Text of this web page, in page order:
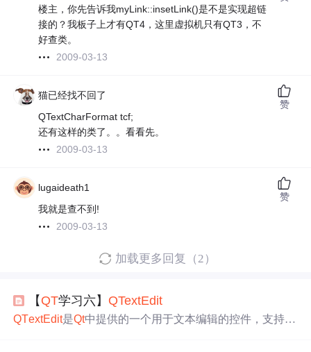
楼主，你先告诉我myLink::insetLink()是不是实现超链
接的？我板子上才有QT4，这里虚拟机只有QT3，不
好查类。
2009-03-13
猫已经找不回了
QTextCharFormat tcf;
还有这样的类了。。看看先。
2009-03-13
赞
lugaideath1
我就是查不到!
2009-03-13
赞
加载更多回复（2）
【 QT学习六】 QTextEdit
QTextEdit是Qt中提供的一个用于文本编辑的控件，支持对